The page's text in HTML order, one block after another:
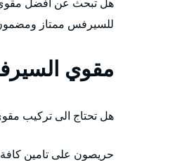
للسيرفس ممتاز
مقوي
هل تحتاج الى تركيب
حريصون على تامين